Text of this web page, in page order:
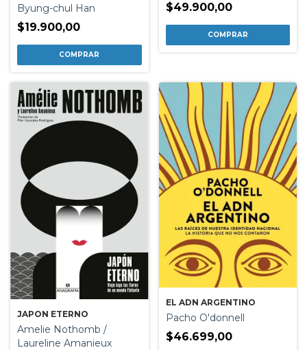
Byung-chul Han
$19.900,00
$49.900,00
JAPON ETERNO
Amelie Nothomb /
Laureline Amanieux
EL ADN ARGENTINO
Pacho O'donnell
$46.699,00